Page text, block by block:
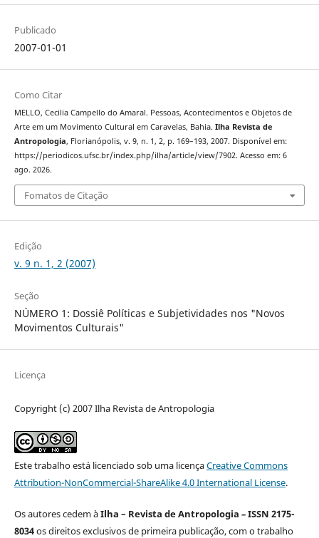
Publicado
2007-01-01
Como Citar
MELLO, Cecilia Campello do Amaral. Pessoas, Acontecimentos e Objetos de
Arte em um Movimento Cultural em Caravelas, Bahia. Ilha Revista de
Antropologia, Florianópolis, v. 9, n. 1, 2, p. 169–193, 2007. Disponível em:
https://periodicos.ufsc.br/index.php/ilha/article/view/7902. Acesso em: 6
ago. 2026.
Fomatos de Citação
Edição
v. 9 n. 1, 2 (2007)
Seção
NÚMERO 1: Dossiê Políticas e Subjetividades nos "Novos
Movimentos Culturais"
Licença
Copyright (c) 2007 Ilha Revista de Antropologia
Este trabalho está licenciado sob uma licençaCreative Commons
Attribution-NonCommercial-ShareAlike 4.0 International License.
Os autores cedem àIlha – Revista de Antropologia –ISSN 2175-
8034os direitos exclusivos de primeira publicação, com o trabalho